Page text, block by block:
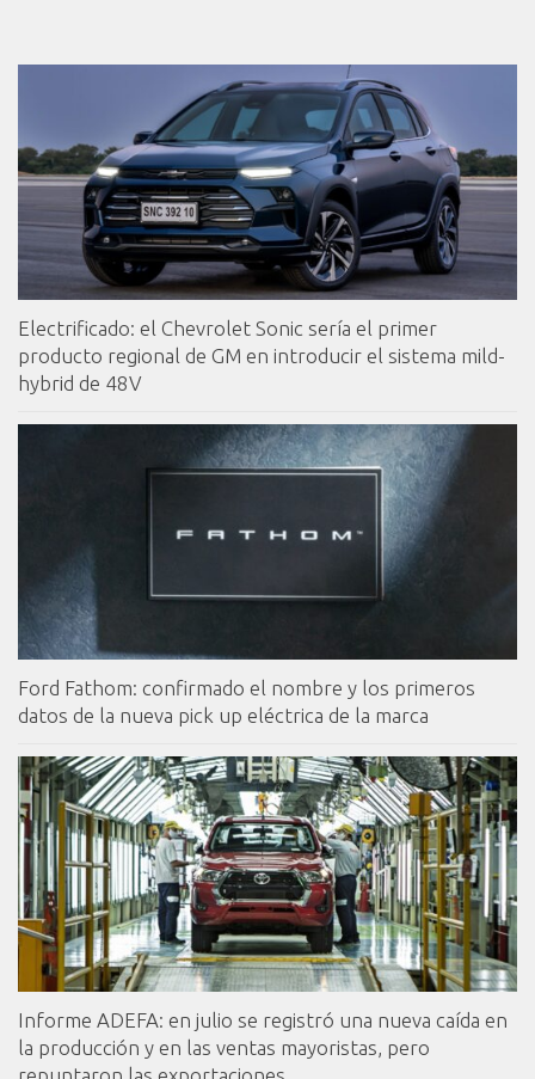
Electrificado: el Chevrolet Sonic sería el primer
producto regional de GM en introducir el sistema mild-
hybrid de 48V
Ford Fathom: confirmado el nombre y los primeros
datos de la nueva pick up eléctrica de la marca
Informe ADEFA: en julio se registró una nueva caída en
la producción y en las ventas mayoristas, pero